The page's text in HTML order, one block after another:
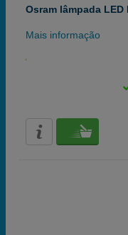
Osram lâmpada LED
Mais informação